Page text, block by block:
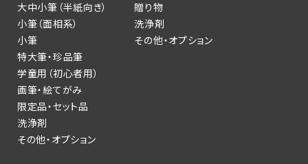
大中小筆（半紙向き）
小筆（面相系）
小筆
特大筆・珍品筆
学童用（初心者用）
画筆・絵てがみ
限定品・セット品
洗浄剤
その他・オプション
贈り物
洗浄剤
その他・オプション